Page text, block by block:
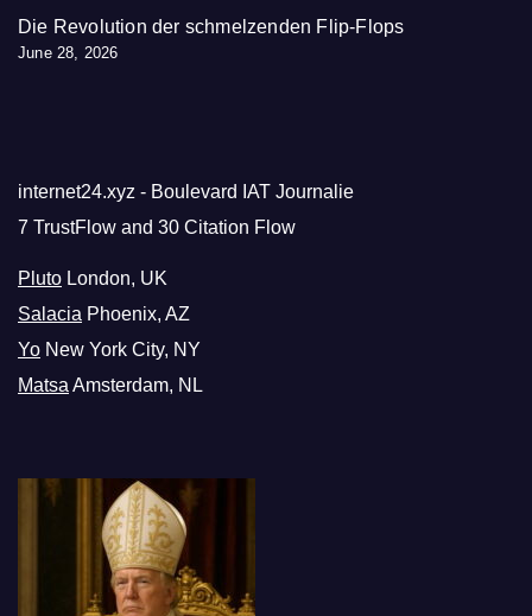
Die Revolution der schmelzenden Flip-Flops
June 28, 2026
internet24.xyz - Boulevard IAT Journalie
7 TrustFlow and 30 Citation Flow
Pluto London, UK
Salacia Phoenix, AZ
Yo New York City, NY
Matsa Amsterdam, NL